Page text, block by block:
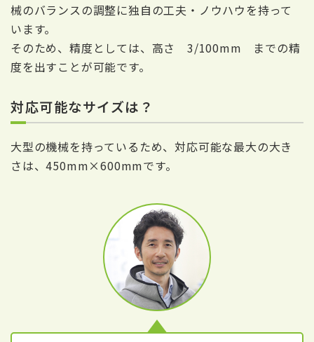
械のバランスの調整に独自の工夫・ノウハウを持って
います。
そのため、精度としては、高さ 3/100mm までの精
度を出すことが可能です。
対応可能なサイズは？
大型の機械を持っているため、対応可能な最大の大き
さは、450mm×600mmです。